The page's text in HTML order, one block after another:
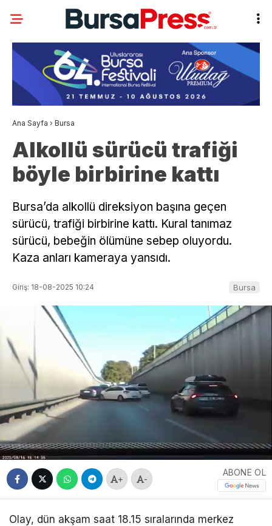
Ana Sayfa › Bursa
Alkollü sürücü trafiği
böyle birbirine kattı
Bursa’da alkollü direksiyon başına geçen
sürücü, trafiği birbirine kattı. Kural tanımaz
sürücü, bebeğin ölümüne sebep oluyordu.
Kaza anları kameraya yansıdı.
Giriş: 18-08-2025 10:24 Bursa
+ -
ABONE OL
Olay, dün akşam saat 18.15 sıralarında merkez